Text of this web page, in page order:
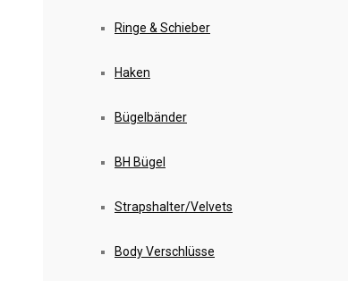
Ringe & Schieber
Haken
Bügelbänder
BH Bügel
Strapshalter/Velvets
Body Verschlüsse